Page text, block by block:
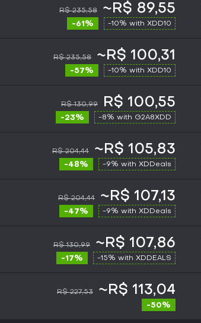
R$ 235,58 ~R$ 89,55
-61% -10% with XDD10
R$ 235,58 ~R$ 100,31
-57% -10% with XDD10
R$ 130,99 R$ 100,55
-23% -8% with G2A8XDD
R$ 204,44 ~R$ 105,83
-48% -9% with XDDeals
R$ 204,44 ~R$ 107,13
-47% -9% with XDDeals
R$ 130,99 ~R$ 107,86
-17% -15% with XDDEALS
R$ 227,53 ~R$ 113,04
-50%